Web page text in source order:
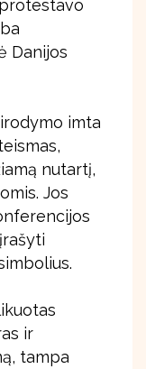
Danijos
imta
nutartį,
Jos
ir
tampa